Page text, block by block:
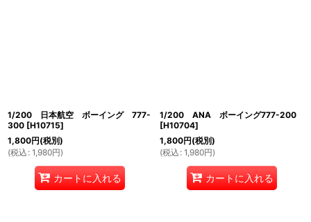
1/200 日本航空 ボーイング 777-
300 [H10715]
1,800円(税別)
(税込 : 1,980円)
カートに入れる
1/200 ANA ボーイング777-200
[H10704]
1,800円(税別)
(税込 : 1,980円)
カートに入れる